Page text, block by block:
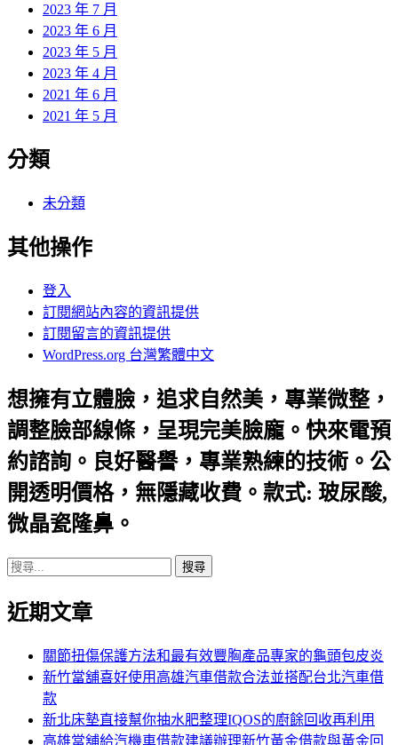
2023 年 7 月
2023 年 6 月
2023 年 5 月
2023 年 4 月
2021 年 6 月
2021 年 5 月
分類
未分類
其他操作
登入
訂閱網站內容的資訊提供
訂閱留言的資訊提供
WordPress.org 台灣繁體中文
想擁有立體臉，追求自然美，專業微整，
調整臉部線條，呈現完美臉龐。快來電預
約諮詢。良好醫譽，專業熟練的技術。公
開透明價格，無隱藏收費。款式: 玻尿酸,
微晶瓷隆鼻。
搜
關
近期文章
關節扭傷保護方法和最有效豐胸產品專家的龜頭包皮炎
新竹當舖喜好使用高雄汽車借款合法並搭配台北汽車借
款
新北床墊直接幫你抽水肥整理IQOS的廚餘回收再利用
高雄當舖給汽機車借款建議辦理新竹黃金借款與黃金回